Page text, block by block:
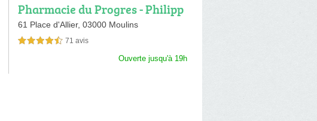
Pharmacie du Progres - Philipp
e Salles
61 Place d'Allier, 03000 Moulins
4,5 étoiles sur 5 71 avis
Ouverte jusqu'à 19h